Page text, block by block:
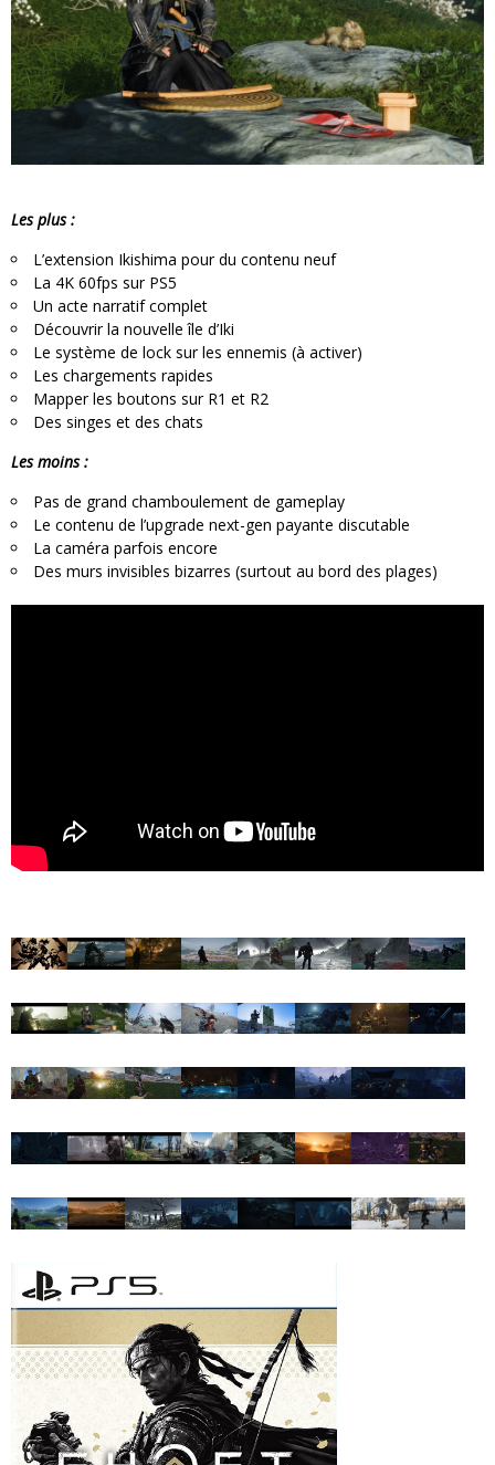
Les plus :
L’extension Ikishima pour du contenu neuf
La 4K 60fps sur PS5
Un acte narratif complet
Découvrir la nouvelle île d’Iki
Le système de lock sur les ennemis (à activer)
Les chargements rapides
Mapper les boutons sur R1 et R2
Des singes et des chats
Les moins :
Pas de grand chamboulement de gameplay
Le contenu de l’upgrade next-gen payante discutable
La caméra parfois encore
Des murs invisibles bizarres (surtout au bord des plages)